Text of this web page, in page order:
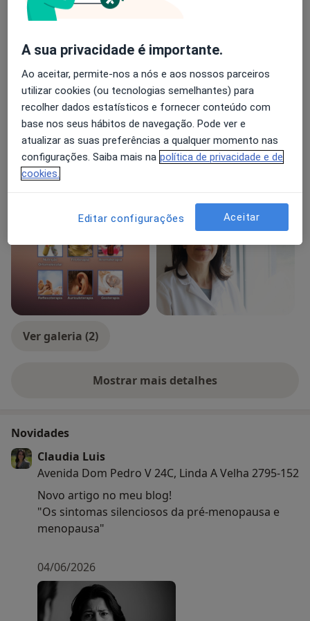
Principais doenças tratadas
Transtornos Cognitivos
Transtornos De Estresse
Pacientes que trato
Adultos (Apenas em alguns endereços)
Crianças (Apenas em alguns endereços)
Formatos de consulta
Presencial
Ver galeria (2)
Mostrar mais detalhes
sobre a experiência
Novidades
Claudia Luis
Avenida Dom Pedro V 24C, Linda A Velha 2795-152
Novo artigo no meu blog!
"Os sintomas silenciosos da pré-menopausa e
menopausa"
04/06/2026
A sua privacidade é importante.
Ao aceitar, permite-nos a nós e aos nossos parceiros
utilizar cookies (ou tecnologias semelhantes) para
recolher dados estatísticos e fornecer conteúdo com
base nos seus hábitos de navegação. Pode ver e
atualizar as suas preferências a qualquer momento nas
configurações. Saiba mais na política de privacidade e de
cookies.
Editar configurações Aceitar